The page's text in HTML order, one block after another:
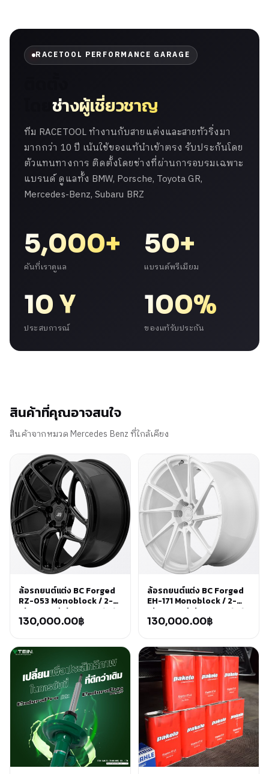
RACETOOL PERFORMANCE GARAGE
ช่างผู้เชี่ยวชาญ
ทีม RACETOOL ทำงานกับสายแต่งและสายทัวริ่งมา
มากกว่า 10 ปี เน้นใช้ของแท้นำเข้าตรง รับประกันโดย
ตัวแทนทางการ ติดตั้งโดยช่างที่ผ่านการอบรมเฉพาะ
แบรนด์ ดูแลทั้ง BMW, Porsche, Toyota GR,
Mercedes-Benz, Subaru BRZ
5,000+
คันที่เราดูแล
50+
แบรนด์พรีเมียม
10 Y
ประสบการณ์
100%
ของแท้รับประกัน
สินค้าที่คุณอาจสนใจ
สินค้าจากหมวด Mercedes Benz ที่ใกล้เคียง
ล้อรถยนต์แต่ง BC Forged
RZ-053 Monoblock / 2-
Piece Modular ขนาด 18 19
20 21 22 23 นิ้ว
130,000.00฿
ล้อรถยนต์แต่ง BC Forged
EH-171 Monoblock / 2-
Piece Modular ขนาด 18 19
20 21 22 23 นิ้ว
130,000.00฿